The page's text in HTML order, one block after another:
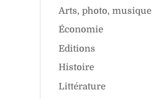
Arts, photo, musique
Économie
Editions
Histoire
Littérature